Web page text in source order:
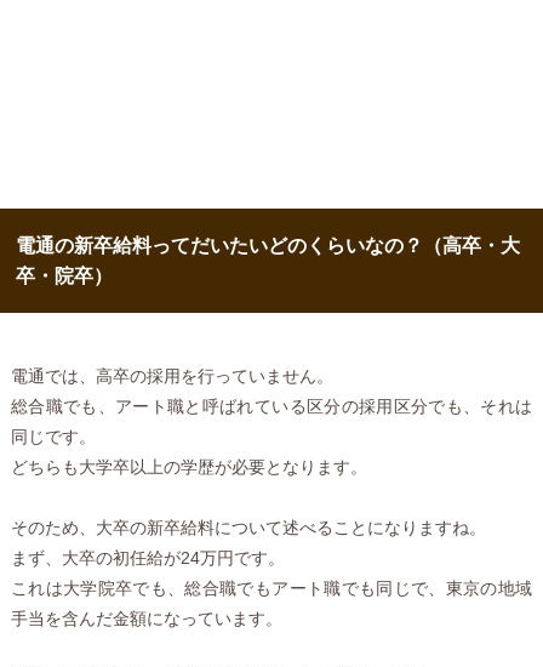
電通の新卒給料ってだいたいどのくらいなの？（高卒・大
卒・院卒）
電通では、高卒の採用を行っていません。
総合職でも、アート職と呼ばれている区分の採用区分でも、それは
同じです。
どちらも大学卒以上の学歴が必要となります。
そのため、大卒の新卒給料について述べることになりますね。
まず、大卒の初任給が24万円です。
これは大学院卒でも、総合職でもアート職でも同じで、東京の地域
手当を含んだ金額になっています。